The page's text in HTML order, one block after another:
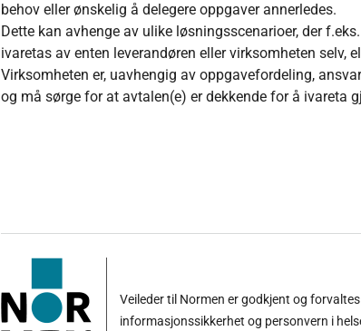
behov eller ønskelig å delegere oppgaver annerledes.
Dette kan avhenge av ulike løsningsscenarioer, der
ivaretas av enten leverandøren eller virksomheten selv,
Virksomheten er, uavhengig av oppgavefordeling,
og må sørge for at avtalen(e) er dekkende for å ivareta
Veileder til Normen er godkjent og
informasjonssikkerhet og personvern i